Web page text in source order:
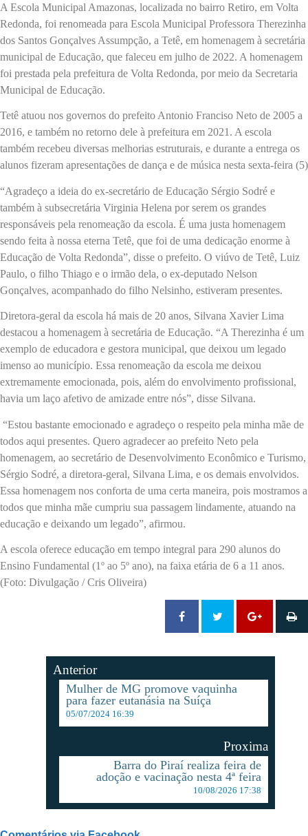
A Escola Municipal Amazonas, localizada no bairro Retiro, em Volta
Redonda, foi renomeada para Escola Municipal Professora Therezinha
dos Santos Gonçalves Assumpção, a Tetê, em homenagem à secretária
municipal de Educação, que faleceu em julho de 2022. A homenagem
foi prestada pela prefeitura de Volta Redonda, por meio da Secretaria
Municipal de Educação.
Tetê atuou nos governos do prefeito Antonio Franciso Neto de 2005 a
2016, e também no retorno dele à prefeitura em 2021. A escola
também recebeu diversas melhorias estruturais, e durante a entrega os
alunos fizeram apresentações de dança e de música nesta sexta-feira (5)
“Agradeço a ideia do ex-secretário de Educação Sérgio Sodré e
também à subsecretária Virginia Helena por serem os grandes
responsáveis pela renomeação da escola. É uma justa homenagem
sendo feita à nossa eterna Tetê, que foi de uma dedicação enorme à
Educação de Volta Redonda”, disse o prefeito. O viúvo de Tetê, Luiz
Paulo, o filho Thiago e o irmão dela, o ex-deputado Nelson
Gonçalves, acompanhado do filho Nelsinho, estiveram presentes.
Diretora-geral da escola há mais de 20 anos, Silvana Xavier Lima
destacou a homenagem à secretária de Educação. “A Therezinha é um
exemplo de educadora e gestora municipal, que deixou um legado
imenso ao município. Essa renomeação da escola me deixou
extremamente emocionada, pois, além do envolvimento profissional,
havia um laço afetivo de amizade entre nós”, disse Silvana.
“Estou bastante emocionado e agradeço o respeito pela minha mãe de
todos aqui presentes. Quero agradecer ao prefeito Neto pela
homenagem, ao secretário de Desenvolvimento Econômico e Turismo,
Sérgio Sodré, a diretora-geral, Silvana Lima, e os demais envolvidos.
Essa homenagem nos conforta de uma certa maneira, pois mostramos a
todos que minha mãe cumpriu sua passagem lindamente, atuando na
educação e deixando um legado”, afirmou.
A escola oferece educação em tempo integral para 290 alunos do
Ensino Fundamental (1º ao 5º ano), na faixa etária de 6 a 11 anos.
(Foto: Divulgação / Cris Oliveira)
Anterior
Mulher de MG promove vaquinha
para fazer eutanásia na Suíça
05/07/2024 16:39
Proxima
Barra do Piraí realiza feira de
adoção e vacinação nesta 4ª feira
10/08/2026 17:38